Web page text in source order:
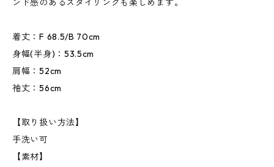
着丈：F 68.5/B 70cm
身幅(半身)：53.5cm
肩幅：52cm
袖丈：56cm
【取り扱い方法】
手洗い可
【素材】